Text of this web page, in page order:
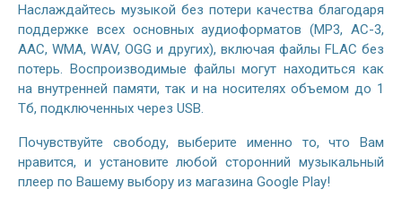
Наслаждайтесь музыкой без потери качества благодаря
поддержке всех основных аудиоформатов (MP3, AC-3,
AAC, WMA, WAV, OGG и других), включая файлы FLAC без
потерь. Воспроизводимые файлы могут находиться как
на внутренней памяти, так и на носителях объемом до 1
Тб, подключенных через USB.
Почувствуйте свободу, выберите именно то, что Вам
нравится, и установите любой сторонний музыкальный
плеер по Вашему выбору из магазина Google Play!